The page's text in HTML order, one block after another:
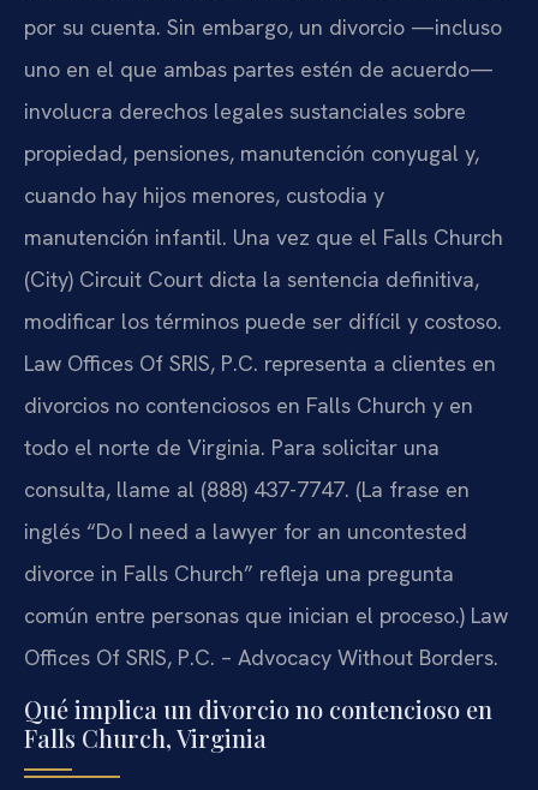
por su cuenta. Sin embargo, un divorcio —incluso
uno en el que ambas partes estén de acuerdo—
involucra derechos legales sustanciales sobre
propiedad, pensiones, manutención conyugal y,
cuando hay hijos menores, custodia y
manutención infantil. Una vez que el Falls Church
(City) Circuit Court dicta la sentencia definitiva,
modificar los términos puede ser difícil y costoso.
Law Offices Of SRIS, P.C. representa a clientes en
divorcios no contenciosos en Falls Church y en
todo el norte de Virginia. Para solicitar una
consulta, llame al (888) 437-7747. (La frase en
inglés “Do I need a lawyer for an uncontested
divorce in Falls Church” refleja una pregunta
común entre personas que inician el proceso.) Law
Offices Of SRIS, P.C. – Advocacy Without Borders.
Qué implica un divorcio no contencioso en
Falls Church, Virginia